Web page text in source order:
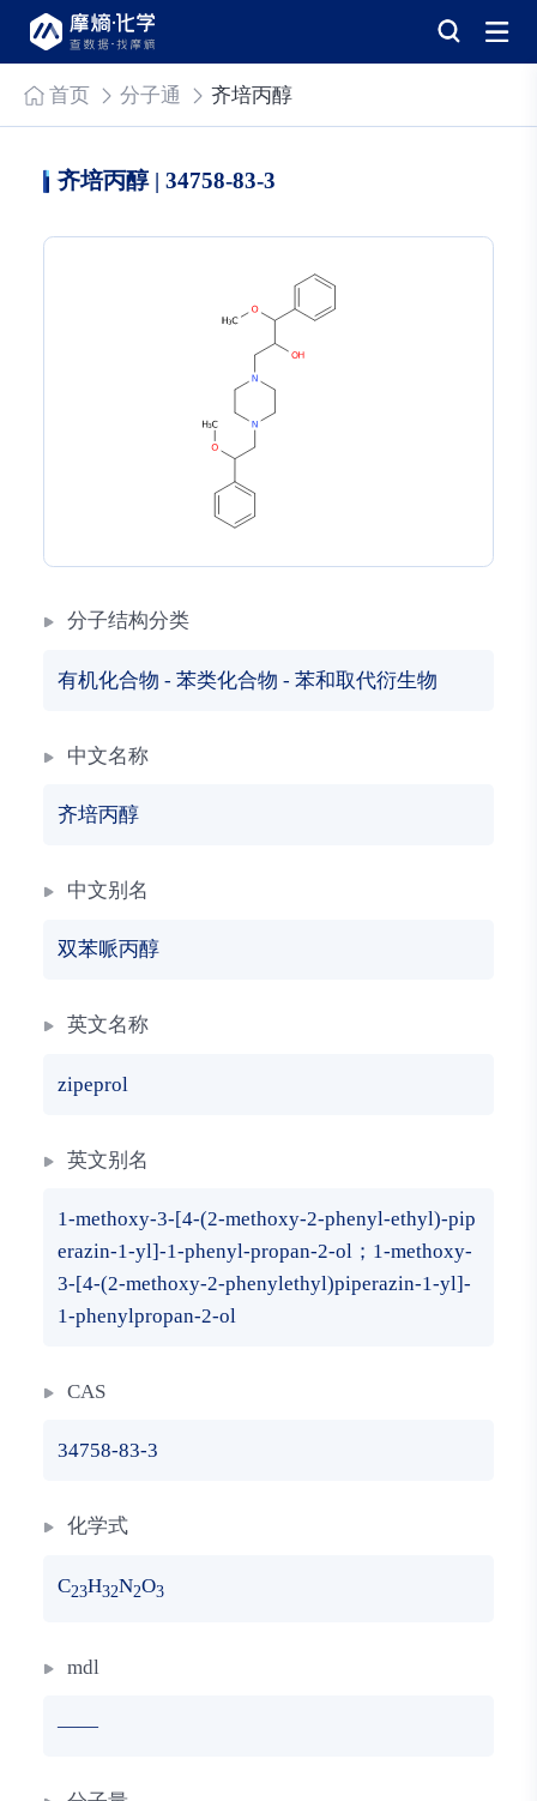
首页 分子通 齐培丙醇
齐培丙醇 | 34758-83-3
分子结构分类
有机化合物 - 苯类化合物 - 苯和取代衍生物
中文名称
齐培丙醇
中文别名
双苯哌丙醇
英文名称
zipeprol
英文别名
1-methoxy-3-[4-(2-methoxy-2-phenyl-ethyl)-pip
erazin-1-yl]-1-phenyl-propan-2-ol；1-methoxy-
3-[4-(2-methoxy-2-phenylethyl)piperazin-1-yl]-
1-phenylpropan-2-ol
CAS
34758-83-3
化学式
C23H32N2O3
mdl
——